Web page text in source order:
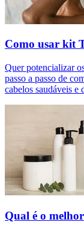
Como usar kit
Quer potencializar
passo a passo de
cabelos saudáveis e
Qual é o